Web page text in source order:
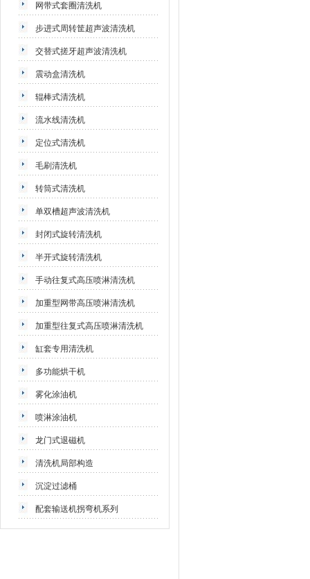
网带式套圈清洗机
步进式周转筐超声波清洗机
交替式搓牙超声波清洗机
震动盒清洗机
辊棒式清洗机
流水线清洗机
定位式清洗机
毛刷清洗机
转筒式清洗机
单双槽超声波清洗机
封闭式旋转清洗机
半开式旋转清洗机
手动往复式高压喷淋清洗机
加重型网带高压喷淋清洗机
加重型往复式高压喷淋清洗机
缸套专用清洗机
多功能烘干机
雾化涂油机
喷淋涂油机
龙门式退磁机
清洗机局部构造
沉淀过滤桶
配套输送机拐弯机系列